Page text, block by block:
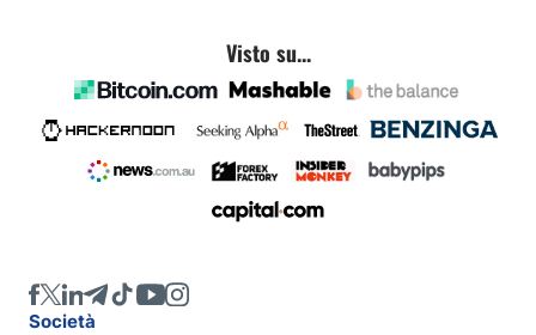
Visto su...
Società